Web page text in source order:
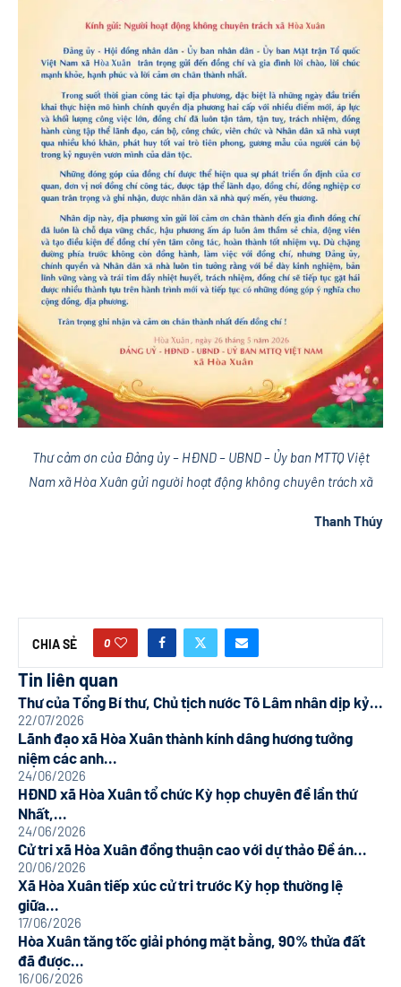
Thư cảm ơn của Đảng ủy – HĐND – UBND – Ủy ban MTTQ Việt
Nam xã Hòa Xuân gửi người hoạt động không chuyên trách xã
Thanh Thúy
CHIA SẺ 0
Tin liên quan
Thư của Tổng Bí thư, Chủ tịch nước Tô Lâm nhân dịp kỷ...
22/07/2026
Lãnh đạo xã Hòa Xuân thành kính dâng hương tưởng
niệm các anh...
24/06/2026
HĐND xã Hòa Xuân tổ chức Kỳ họp chuyên đề lần thứ
Nhất,...
24/06/2026
Cử tri xã Hòa Xuân đồng thuận cao với dự thảo Đề án...
20/06/2026
Xã Hòa Xuân tiếp xúc cử tri trước Kỳ họp thường lệ
giữa...
17/06/2026
Hòa Xuân tăng tốc giải phóng mặt bằng, 90% thửa đất
đã được...
16/06/2026